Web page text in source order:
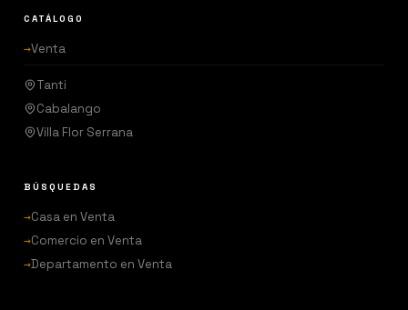
CATÁLOGO
→Venta
Tanti
Cabalango
Villa Flor Serrana
BÚSQUEDAS
→Casa en Venta
→Comercio en Venta
→Departamento en Venta